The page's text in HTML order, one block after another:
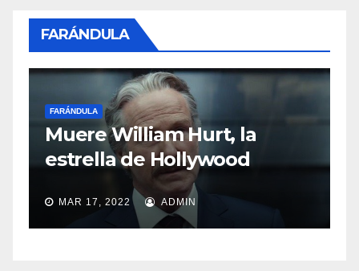
FARÁNDULA
FARÁNDULA
Muere William Hurt, la
estrella de Hollywood
MAR 17, 2022 ADMIN